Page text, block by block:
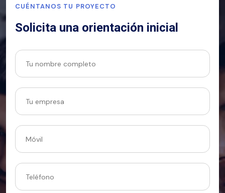
CUÉNTANOS TU PROYECTO
Solicita una orientación inicial